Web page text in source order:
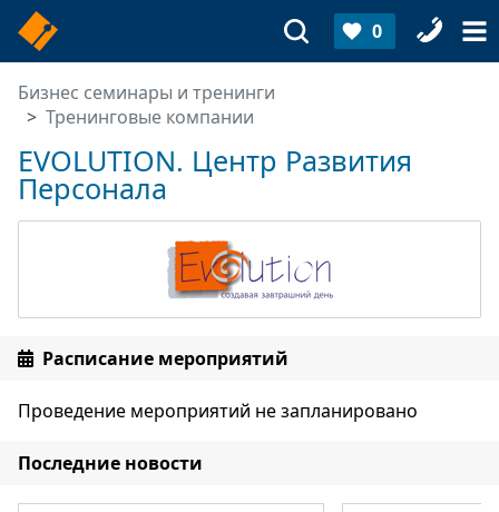
0
Бизнес семинары и тренинги
Тренинговые компании
EVOLUTION. Центр Развития
Персонала
Расписание мероприятий
Проведение мероприятий не запланировано
Последние новости